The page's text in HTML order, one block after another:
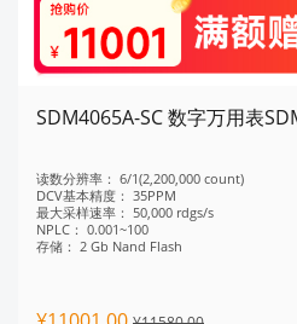
SDM4065A-SC 数字万用表
读数分辨率： 6/1(2,200,000 count)
DCV基本精度： 35PPM
最大采样速率： 50,000 rdgs/s
NPLC： 0.001~100
存储： 2 Gb Nand Flash